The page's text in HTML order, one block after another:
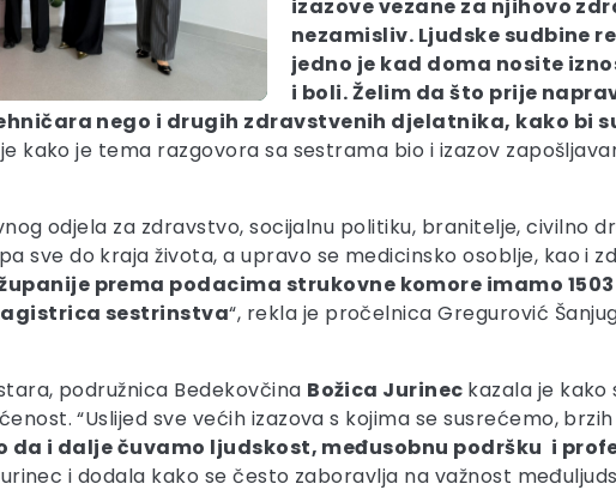
izazove vezane za njihovo
nezamisliv. Ljudske sudbine
jedno je kad doma nosite
i boli. Želim da što prije
nego i drugih zdravstvenih djelatnika, kako bi
je kako je tema razgovora sa sestrama bio i izazov
odjela za zdravstvo, socijalnu politiku, branitelje, civilno
sve do kraja života, a upravo se medicinsko osoblje, kao i
prema podacima strukovne komore imamo
sestrinstva“, rekla je pročelnica Gregurović
podružnica Bedekovčina Božica Jurinec kazala je
“Uslijed sve većih izazova s kojima se susrećemo,
da i dalje čuvamo ljudskost, međusobnu podršku i
i dodala kako se često zaboravlja na važnost